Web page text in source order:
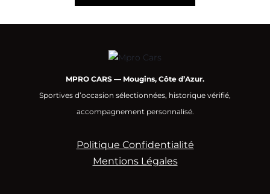
MPRO CARS — Mougins, Côte d’Azur.
Sportives d’occasion sélectionnées, historique vérifié,
accompagnement personnalisé.
Politique Confidentialité
Mentions Légales